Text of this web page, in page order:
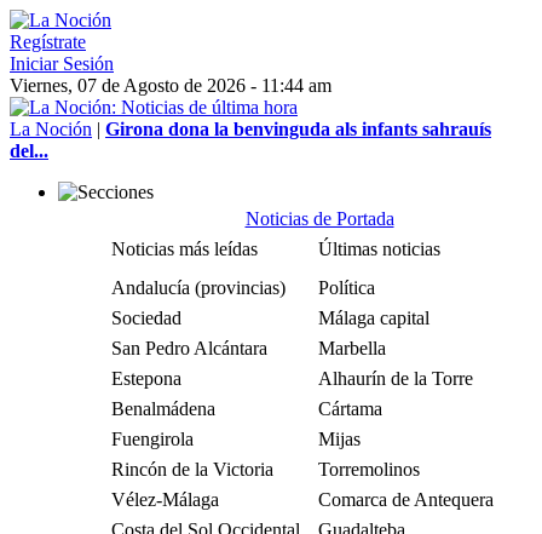
Regístrate
Iniciar Sesión
Viernes, 07 de Agosto de 2026 - 11:44 am
La Noción | Girona dona la benvinguda als infants sahrauís
del...
Noticias de Portada
Noticias más leídas
Últimas noticias
Andalucía (provincias)
Política
Sociedad
Málaga capital
San Pedro Alcántara
Marbella
Estepona
Alhaurín de la Torre
Benalmádena
Cártama
Fuengirola
Mijas
Rincón de la Victoria
Torremolinos
Vélez-Málaga
Comarca de Antequera
Costa del Sol Occidental
Guadalteba